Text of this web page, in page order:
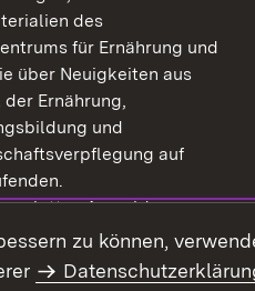
des
für Ernährung und
über Neuigkeiten aus
Ernährung,
und
auf
Anmeldung(Öffnet
Archiv
zu können,